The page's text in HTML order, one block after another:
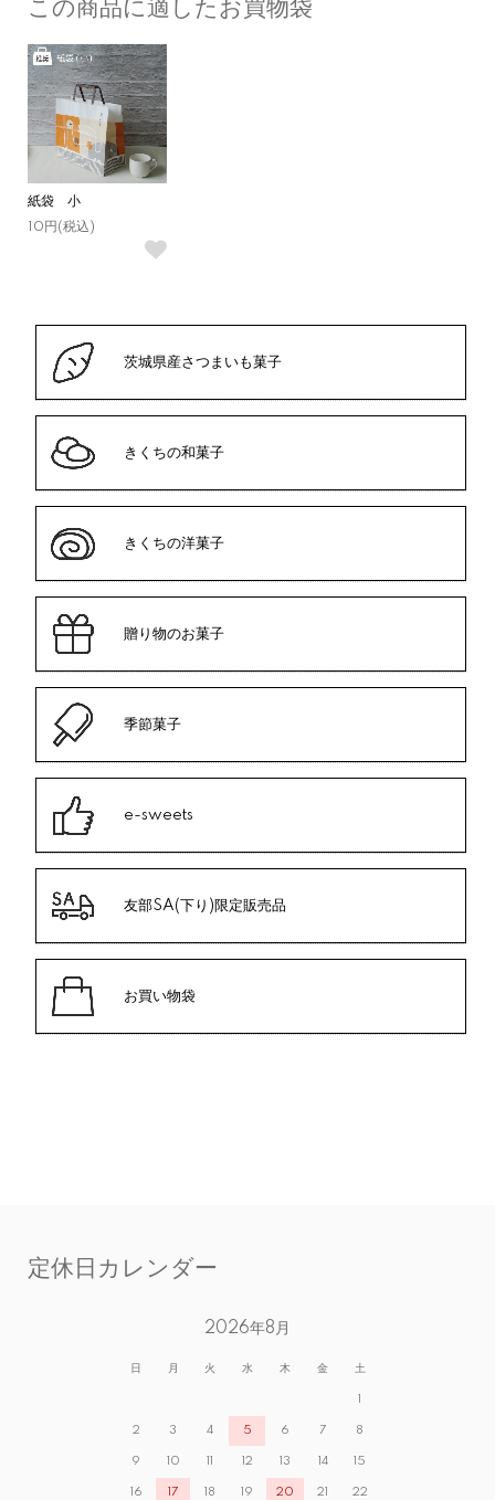
この商品に適したお買物袋
紙袋 小
10円(税込)
茨城県産さつまいも菓子
きくちの和菓子
きくちの洋菓子
贈り物のお菓子
季節菓子
e-sweets
友部SA(下り)限定販売品
お買い物袋
定休日カレンダー
2026年8月
日 月 火 水 木 金 土
1
2 3 4 5 6 7 8
9 10 11 12 13 14 15
16 17 18 19 20 21 22